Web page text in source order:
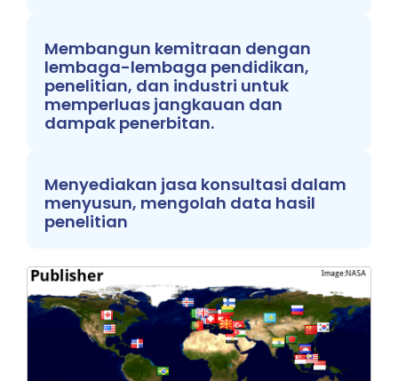
Membangun kemitraan dengan
lembaga-lembaga pendidikan,
penelitian, dan industri untuk
memperluas jangkauan dan
dampak penerbitan.
Menyediakan jasa konsultasi dalam
menyusun, mengolah data hasil
penelitian